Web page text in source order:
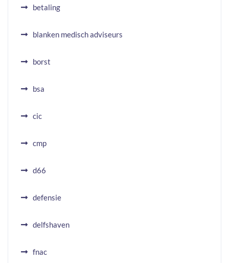
betaling
blanken medisch adviseurs
borst
bsa
cic
cmp
d66
defensie
delfshaven
fnac